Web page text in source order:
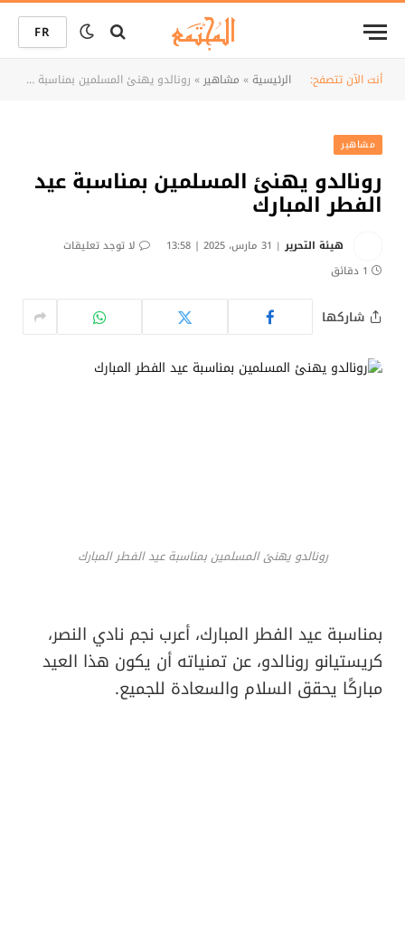
FR
أنت الآن تتصفح: الرئيسية» مشاهير » رونالدو يهنئ المسلمين بمناسبة عيد الفطر المبارك
مشاهير
رونالدو يهنئ المسلمين بمناسبة عيد
الفطر المبارك
هيئة التحرير 31 مارس، 2025 | 13:58
لا توجد تعليقات
1 دقائق
شاركها
رونالدو يهنئ المسلمين بمناسبة عيد الفطر المبارك
بمناسبة عيد الفطر المبارك، أعرب نجم نادي النصر،
كريستيانو رونالدو، عن تمنياته أن يكون هذا العيد
مباركًا يحقق السلام والسعادة للجميع.